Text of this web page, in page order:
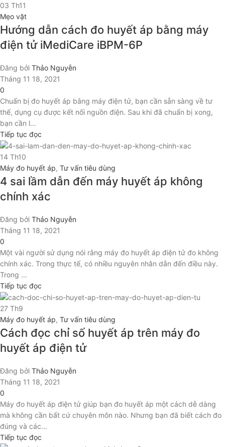
03 Th11
Mẹo vặt
Hướng dẫn cách đo huyết áp bằng máy
điện tử iMediCare iBPM-6P
Đăng bởi Thảo Nguyễn
Tháng 11 18, 2021
0
Chuẩn bị đo huyết áp bằng máy điện tử, bạn cần sẵn sàng về tư
thế, dụng cụ được kết nối nguồn điện. Sau khi đã chuẩn bị xong,
bạn cần l...
Tiếp tục đọc
14 Th10
Máy đo huyết áp, Tư vấn tiêu dùng
4 sai lầm dẫn đến máy huyết áp không
chính xác
Đăng bởi Thảo Nguyễn
Tháng 11 18, 2021
0
Một vài người sử dụng nói rằng máy đo huyết áp điện tử đo không
chính xác. Trong thực tế, có nhiều nguyên nhân dẫn đến điều này.
Trong ...
Tiếp tục đọc
27 Th9
Máy đo huyết áp, Tư vấn tiêu dùng
Cách đọc chỉ số huyết áp trên máy đo
huyết áp điện tử
Đăng bởi Thảo Nguyễn
Tháng 11 18, 2021
0
Máy đo huyết áp điện tử giúp bạn đo huyết áp một cách dễ dàng
mà không cần bất cứ chuyên môn nào. Nhưng bạn đã biết cách đo
đúng và các...
Tiếp tục đọc